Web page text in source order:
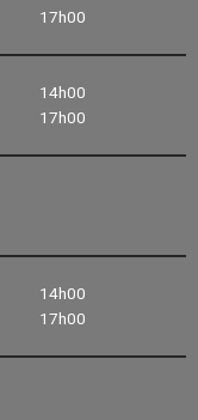
17h00
14h00
17h00
14h00
17h00